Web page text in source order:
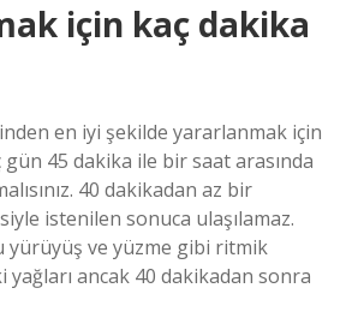
için kaç dakika
en iyi şekilde yararlanmak için
45 dakika ile bir saat arasında
40 dakikadan az bir
istenilen sonuca ulaşılamaz.
yürüyüş ve yüzme gibi ritmik
ancak 40 dakikadan sonra